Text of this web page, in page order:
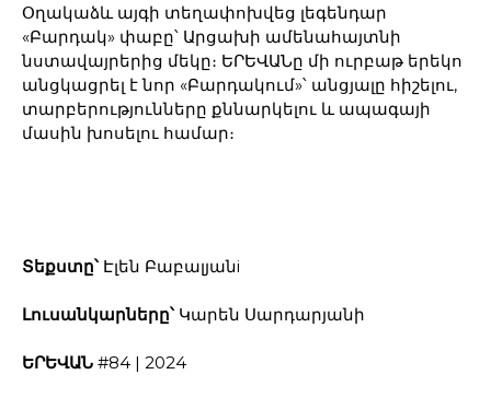
Օղակաձև այգի տեղափոխվեց լեգենդար
«Բարդակ» փաբը՝ Արցախի ամենահայտնի
նստավայրերից մեկը։ ԵՐԵՎԱՆը մի ուրբաթ երեկո
անցկացրել է նոր «Բարդակում»՝ անցյալը հիշելու,
տարբերությունները քննարկելու և ապագայի
մասին խոսելու համար։
Տեքստը՝ Էլեն Բաբալյանi
Լուսանկարները՝ Կարեն Սարդարյանի
ԵՐԵՎԱՆ #84 | 2024